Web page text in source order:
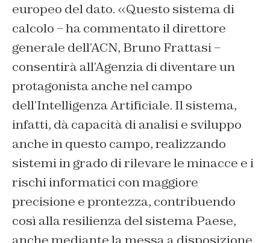
europeo del dato. «Questo sistema di
calcolo – ha commentato il direttore
generale dell’ACN, Bruno Frattasi –
consentirà all’Agenzia di diventare un
protagonista anche nel campo
dell’Intelligenza Artificiale. Il sistema,
infatti, dà capacità di analisi e sviluppo
anche in questo campo, realizzando
sistemi in grado di rilevare le minacce e i
rischi informatici con maggiore
precisione e prontezza, contribuendo
così alla resilienza del sistema Paese,